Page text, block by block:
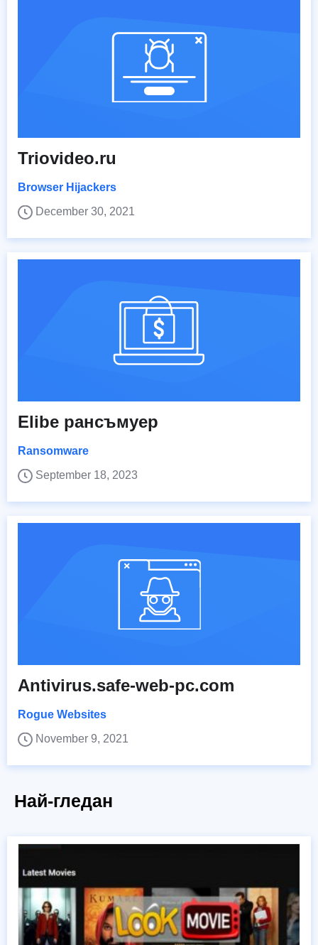
Triovideo.ru
Browser Hijackers
December 30, 2021
Elibe рансъмуер
Ransomware
September 18, 2023
Antivirus.safe-web-pc.com
Rogue Websites
November 9, 2021
Най-гледан